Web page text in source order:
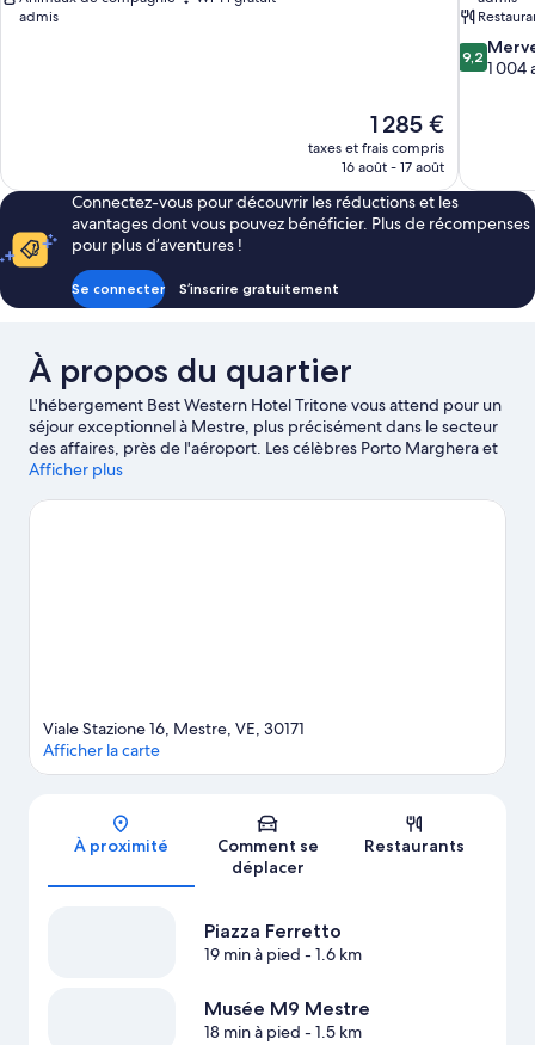
admis
Le
nouveau
prix
de
1 285 €
1 285 €
taxes et frais compris
16 août - 17 août
9.2
sur
9,2
1 004
Connectez-vous pour découvrir les réductions et les
avantages dont vous pouvez bénéficier. Plus de récompenses
pour plus d’aventures !
Se connecter S’inscrire gratuitement
À propos du quartier
L'hébergement Best Western Hotel Tritone vous attend pour un
séjour exceptionnel à Mestre, plus précisément dans le secteur
des affaires, près de l'aéroport. Les célèbres Porto Marghera et
Port de Venise valent le détour si un minimum d'action est à
vous poser et apprécier la beauté naturelle des lieux ? Partez à la
Afficher plus
Carte
Viale Stazione 16, Mestre, VE, 30171
Afficher la carte
À proximité
Comment se
déplacer
Restaurants
Piazza Ferretto
19 min à pied - 1.6 km
Musée M9 Mestre
18 min à pied - 1.5 km